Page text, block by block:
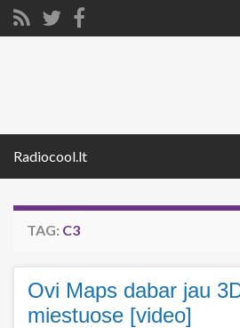
Radiocool.lt
TAG: C3
Ovi Maps dabar jau
miestuose [video]